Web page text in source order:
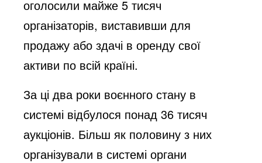
оголосили майже 5 тисяч
організаторів, виставивши для
продажу або здачі в оренду свої
активи по всій країні.
За ці два роки воєнного стану в
системі відбулося понад 36 тисяч
аукціонів. Більш як половину з них
організували в системі органи